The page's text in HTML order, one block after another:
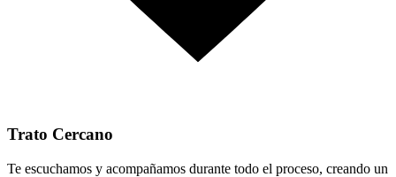
Trato Cercano
Te escuchamos y acompañamos durante todo el proceso, creando un